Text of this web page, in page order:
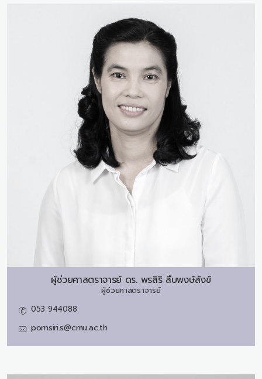
ผู้ช่วยศาสตราจารย์ ดร. พรสิริ สืบพงษ์สังข์
ผู้ช่วยศาสตราจารย์
053 944088
pornsiri.s@cmu.ac.th